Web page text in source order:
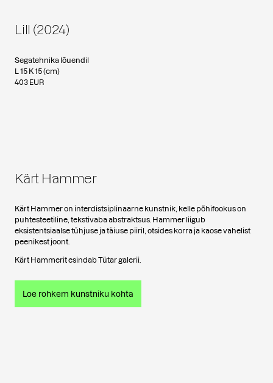
Lill (2024)
Segatehnika lõuendil
L 15 K 15 (cm)
403 EUR
Kärt Hammer
Kärt Hammer on interdistsiplinaarne kunstnik, kelle põhifookus on
puhtesteetiline, tekstivaba abstraktsus. Hammer liigub
eksistentsiaalse tühjuse ja täiuse piiril, otsides korra ja kaose vahelist
peenikest joont.
Kärt Hammerit esindab Tütar galerii.
Loe rohkem kunstniku kohta